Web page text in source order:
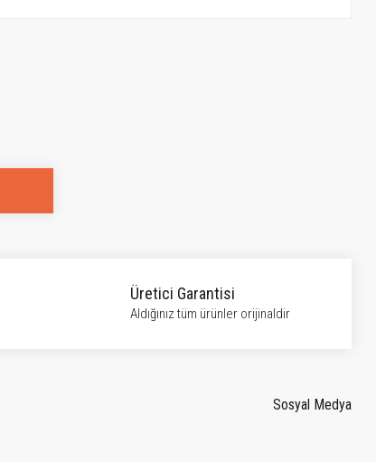
Üretici Garantisi
Aldığınız tüm ürünler orijinaldir
Sosyal Medya